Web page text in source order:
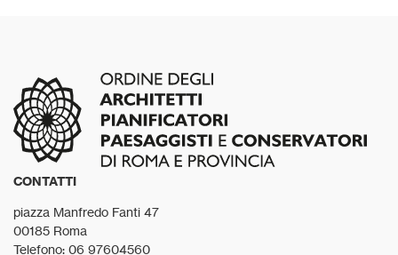
CONTATTI
piazza Manfredo Fanti 47
00185 Roma
Telefono: 06 97604560